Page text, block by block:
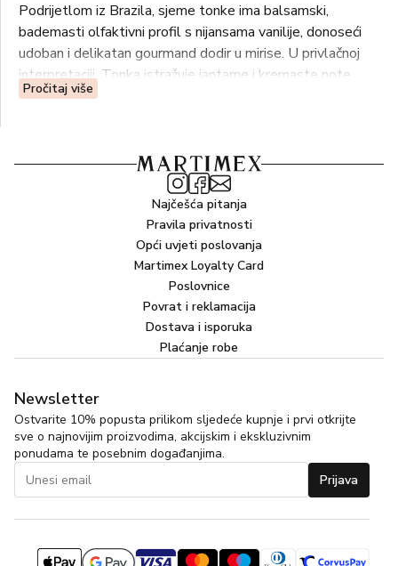
Podrijetlom iz Brazila, sjeme tonke ima balsamski,
bademasti olfaktivni profil s nijansama vanilije, donoseći
udoban i delikatan gourmand dodir u mirise. U privlačnoj
interpretaciji, Tonka istražuje jantarne i kremaste note
koje, u kombinaciji s drvenastim i vanilijastim notama,
Svi Granado parfemi napravljeni su s ekstra neutralnim
alkoholom, što rezultira visokim stupnjem čistoće i ne
ometa rezultat mirisa. Dodatno, parfem prolazi kroz
proces maceracije, praksu koju izvode odabrane
parfumerije širom svijeta, a koja osigurava bolju
harmonizaciju i sazrijevanje olfaktivnih nota parfema.
Proizvod je bez boja i sastojaka životinjskog podrijetla.
Obitelj i olfaktivna piramida:
🔹 Središnje note: Jantarno drvo, Kokos i Tonka zrna*
🔹 Baze note: Mošus, Vanilija i Jantar
*Prirodna ulja
Pročitaj više
Najčešća pitanja
Pravila privatnosti
Opći uvjeti poslovanja
Martimex Loyalty Card
Poslovnice
Povrat i reklamacija
Dostava i isporuka
Plaćanje robe
Newsletter
Ostvarite 10% popusta prilikom sljedeće kupnje i prvi otkrijte
sve o najnovijim proizvodima, akcijskim i ekskluzivnim
ponudama te posebnim događanjima.
Prijava